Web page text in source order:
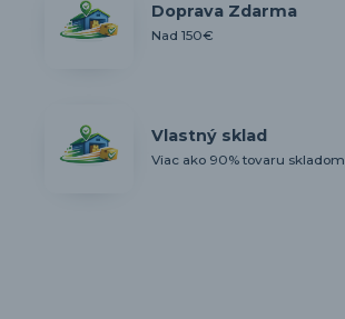
Doprava Zdarma
Nad 150€
Vlastný sklad
Viac ako 90% tovaru skladom